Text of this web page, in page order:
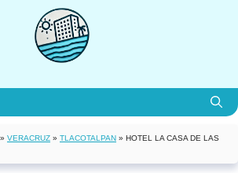
» VERACRUZ » TLACOTALPAN » HOTEL LA CASA DE LAS